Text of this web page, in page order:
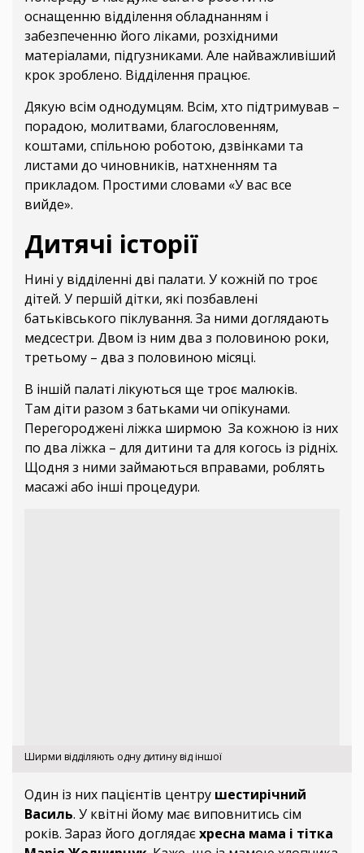
оснащенню відділення обладнанням і
забезпеченню його ліками, розхідними
матеріалами, підгузниками. Але найважливіший
крок зроблено. Відділення працює.
Дякую всім однодумцям. Всім, хто підтримував –
порадою, молитвами, благословенням,
коштами, спільною роботою, дзвінками та
листами до чиновників, натхненням та
прикладом. Простими словами «У вас все
вийде».
Дитячі історії
Нині у відділенні дві палати. У кожній по троє
дітей. У першій дітки, які позбавлені
батьківського піклування. За ними доглядають
медсестри. Двом із ним два з половиною роки,
третьому – два з половиною місяці.
В іншій палаті лікуються ще троє малюків.
Там діти разом з батьками чи опікунами.
Перегороджені ліжка ширмою За кожною із них
по два ліжка – для дитини та для когось із рідніх.
Щодня з ними займаються вправами, роблять
масажі або інші процедури.
Ширми відділяють одну дитину від іншої
Один із них пацієнтів центру шестирічний
Василь. У квітні йому має виповнитись сім
років. Зараз його доглядаєхресна мама і тітка